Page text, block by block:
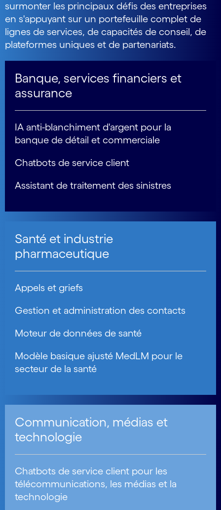
surmonter les principaux défis des entreprises
en s'appuyant sur un portefeuille complet de
lignes de services, de capacités de conseil, de
plateformes uniques et de partenariats.
Banque, services financiers et
assurance
IA anti-blanchiment d'argent pour la
banque de détail et commerciale
Chatbots de service client
Assistant de traitement des sinistres
Santé et industrie
pharmaceutique
Appels et griefs
Gestion et administration des contacts
Moteur de données de santé
Modèle basique ajusté MedLM pour le
secteur de la santé
Communication, médias et
technologie
Chatbots de service client pour les
télécommunications, les médias et la
technologie